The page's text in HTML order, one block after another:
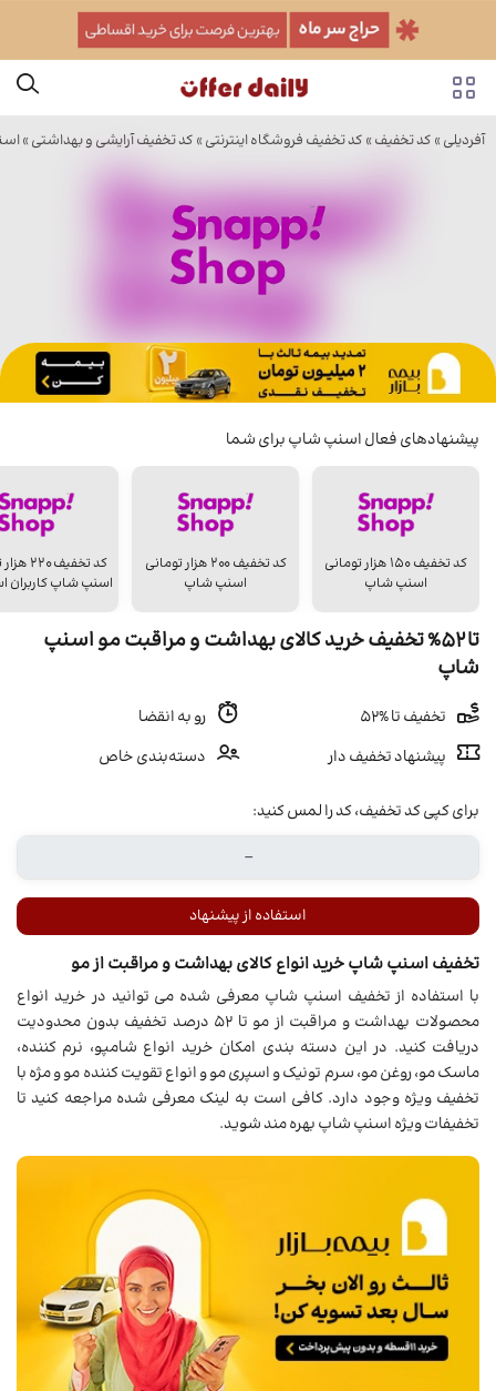
آفردیلی » کد تخفیف » کد تخفیف فروشگاه اینترنتی » کد تخفیف آرایشی و بهداشتی »
پیشنهادهای فعال اسنپ شاپ برای شما
کد تخفیف ۱۵۰ هزار تومانی
اسنپ شاپ
کد تخفیف ۲۰۰ هزار تومانی
اسنپ شاپ
کد تخفیف
اسنپ شاپ کاربران
تا 52% تخفیف خرید کالای بهداشت و مراقبت مو اسنپ
شاپ
تخفیف تا %52
رو به انقضا
پیشنهاد تخفیف دار
دسته‌بندی خاص
برای کپی کد تخفیف، کد را لمس کنید:
استفاده از پیشنهاد
تخفیف اسنپ شاپ خرید انواع کالای بهداشت و مراقبت از مو
با استفاده از تخفیف اسنپ شاپ معرفی شده می توانید در خرید انواع
محصولات بهداشت و مراقبت از مو تا 52 درصد تخفیف بدون محدودیت
دریافت کنید. در این دسته بندی امکان خرید انواع شامپو، نرم کننده،
ماسک مو، روغن مو، سرم تونیک و اسپری مو و انواع تقویت کننده مو و مژه با
تخفیف ویژه وجود دارد. کافی است به لینک معرفی شده مراجعه کنید تا
تخفیفات ویژه اسنپ شاپ بهره مند شوید.